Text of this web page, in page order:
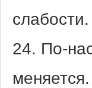
слабости.
24. По-
меняется.